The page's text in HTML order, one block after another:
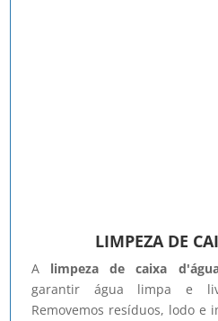
LIMPEZA DE
A limpeza de caixa
garantir água limpa e
Removemos resíduos, lodo e